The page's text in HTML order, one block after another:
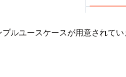
ルユースケースが用意されてい